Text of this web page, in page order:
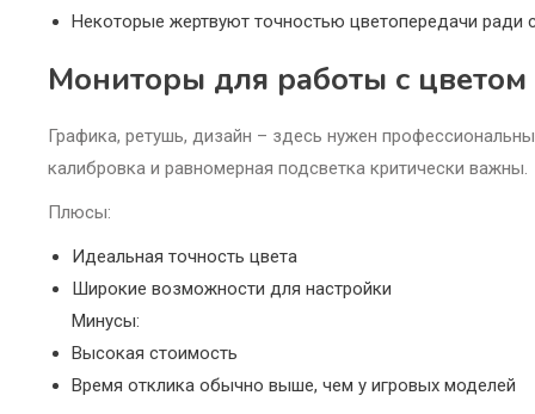
Некоторые жертвуют точностью цветопередачи ради
Мониторы для работы с цветом
Графика, ретушь, дизайн – здесь нужен
калибровка и равномерная подсветка критически важны.
Плюсы:
Идеальная точность цвета
Широкие возможности для настройки
Минусы:
Высокая стоимость
Время отклика обычно выше, чем у игровых моделей